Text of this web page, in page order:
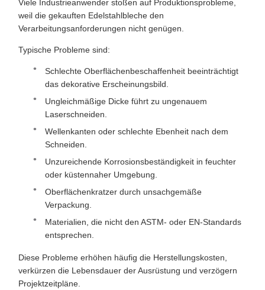
Viele Industrieanwender stoßen auf Produktionsprobleme,
weil die gekauften Edelstahlbleche den
Verarbeitungsanforderungen nicht genügen.
Typische Probleme sind:
Schlechte Oberflächenbeschaffenheit beeinträchtigt
das dekorative Erscheinungsbild.
Ungleichmäßige Dicke führt zu ungenauem
Laserschneiden.
Wellenkanten oder schlechte Ebenheit nach dem
Schneiden.
Unzureichende Korrosionsbeständigkeit in feuchter
oder küstennaher Umgebung.
Oberflächenkratzer durch unsachgemäße
Verpackung.
Materialien, die nicht den ASTM- oder EN-Standards
entsprechen.
Diese Probleme erhöhen häufig die Herstellungskosten,
verkürzen die Lebensdauer der Ausrüstung und verzögern
Projektzeitpläne.